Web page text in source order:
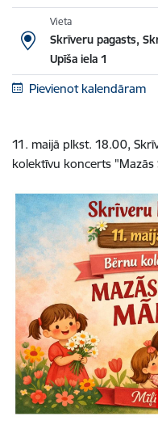
Vieta
Skrīveru pagasts,
Upīša iela 1
Pievienot kalendāram
11. maijā plkst. 18.00,
kolektīvu koncerts "Mazās